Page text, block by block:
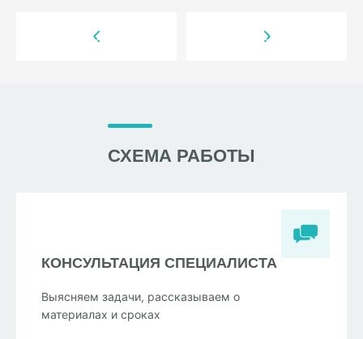
СХЕМА РАБОТЫ
КОНСУЛЬТАЦИЯ СПЕЦИАЛИСТА
Выясняем задачи, рассказываем о
материалах и сроках